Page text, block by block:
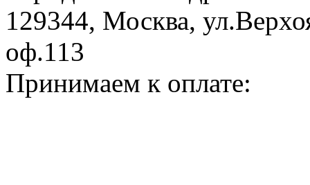
129344, Москва,
оф.113
Принимаем к оплате: